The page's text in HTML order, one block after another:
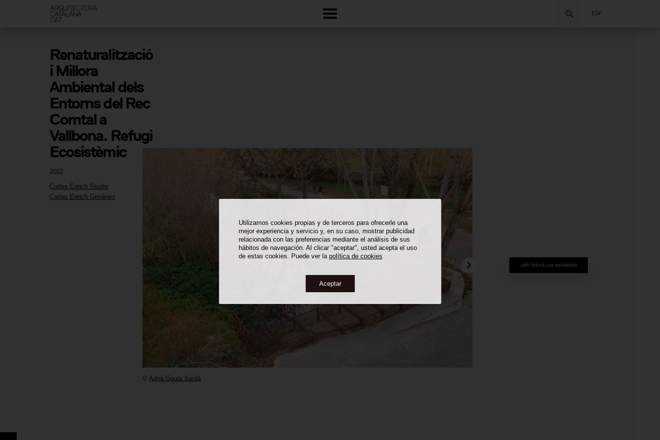
Utilizamos cookies propias y de terceros para ofrecerle una
mejor experiencia y servicio y, en su caso, mostrar publicidad
relacionada con las preferencias mediante el análisis de sus
hábitos de navegación. Al clicar "aceptar", usted acepta el uso
de estas cookies. Puede ver la política de cookies
Aceptar
ESP
2022
Carles Enrich Studio
Carles Enrich Giménez
Renaturalització
i Millora
Ambiental dels
Entorns del Rec
Comtal a
Vallbona. Refugi
Ecosistèmic
© Adrià Goula Sardà
VER TODAS LAS IMÁGENES